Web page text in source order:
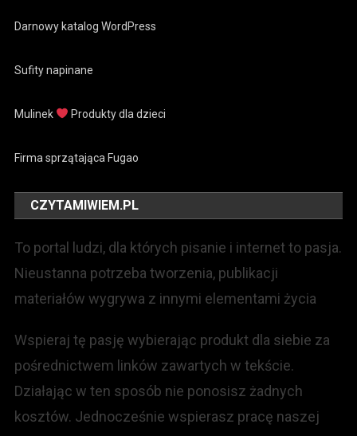
Darnowy katalog WordPress
Sufity napinane
Mulinek Produkty dla dzieci
Firma sprzątająca Fugao
CZYTAMIWIEM.PL
To portal ludzi, dla których pisanie i internet to pasja.
Nieustanna potrzeba tworzenia, publikacji
materiałów wygrywa z innymi elementami życia
Wspieraj tę pasję wybierając produkt dla siebie za
pośrednictwem linków zawartych w tekście.
Działając w ten sposób nie ponosisz żadnych
kosztów. Jednocześnie wspierasz pracę naszej